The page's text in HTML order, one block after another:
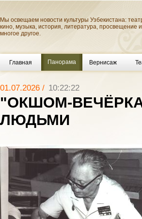
Мы освещаем новости культуры Узбекистана:
кино, музыка, история, литература, просвещение и
многое другое.
Главная Панорама Вернисаж
01.07.2026 / 10:22:22
"ОКШОМ-
ЛЮДЬМИ